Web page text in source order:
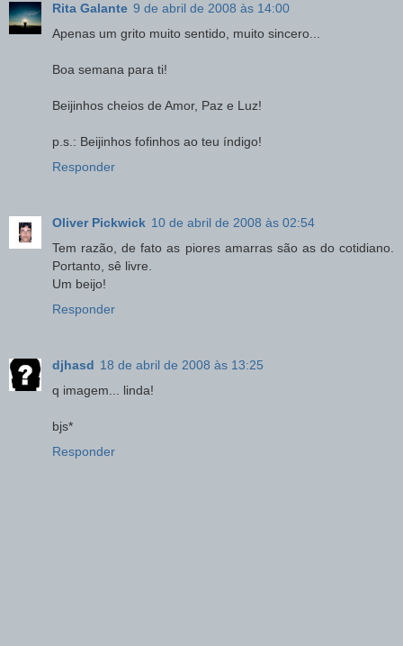
Rita Galante 9 de abril de 2008 às 14:00
Apenas um grito muito sentido, muito sincero...
Boa semana para ti!
Beijinhos cheios de Amor, Paz e Luz!
p.s.: Beijinhos fofinhos ao teu índigo!
Responder
Oliver Pickwick 10 de abril de 2008 às 02:54
Tem razão, de fato as piores amarras são as do cotidiano.
Portanto, sê livre.
Um beijo!
Responder
djhasd 18 de abril de 2008 às 13:25
q imagem... linda!
bjs*
Responder